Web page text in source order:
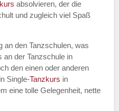
absolvieren, der die
und zugleich viel Spaß
an den Tanzschulen, was
an der Tanzschule in
den einen oder anderen
Single-Tanzkurs in
eine tolle Gelegenheit, nette